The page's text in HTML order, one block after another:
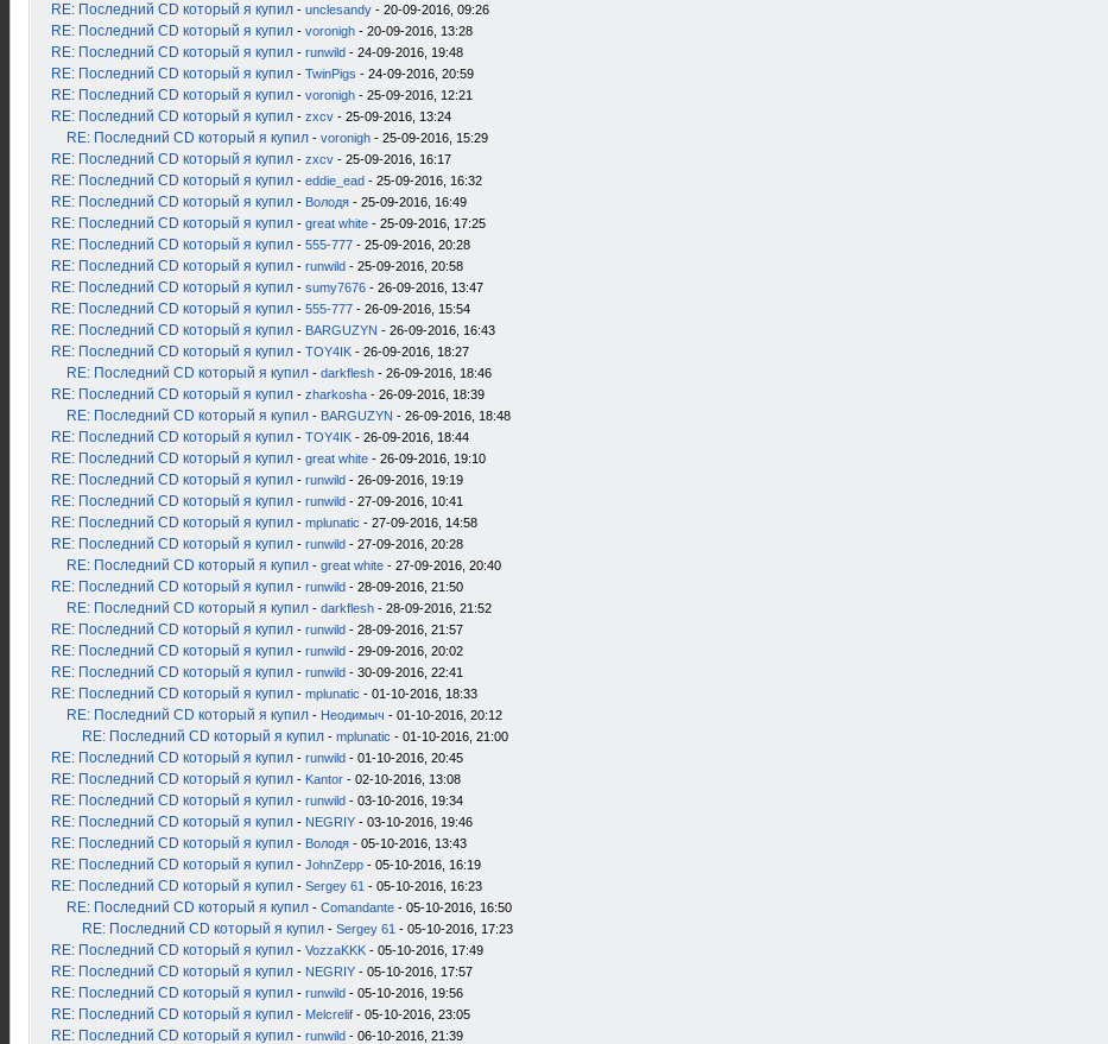
RE: Последний CD который я купил - unclesandy - 20-09-2016, 09:26
RE: Последний CD который я купил - voronigh - 20-09-2016, 13:28
RE: Последний CD который я купил - runwild - 24-09-2016, 19:48
RE: Последний CD который я купил - TwinPigs - 24-09-2016, 20:59
RE: Последний CD который я купил - voronigh - 25-09-2016, 12:21
RE: Последний CD который я купил - zxcv - 25-09-2016, 13:24
RE: Последний CD который я купил - voronigh - 25-09-2016, 15:29
RE: Последний CD который я купил - zxcv - 25-09-2016, 16:17
RE: Последний CD который я купил - eddie_ead - 25-09-2016, 16:32
RE: Последний CD который я купил - Володя - 25-09-2016, 16:49
RE: Последний CD который я купил - great white - 25-09-2016, 17:25
RE: Последний CD который я купил - 555-777 - 25-09-2016, 20:28
RE: Последний CD который я купил - runwild - 25-09-2016, 20:58
RE: Последний CD который я купил - sumy7676 - 26-09-2016, 13:47
RE: Последний CD который я купил - 555-777 - 26-09-2016, 15:54
RE: Последний CD который я купил - BARGUZYN - 26-09-2016, 16:43
RE: Последний CD который я купил - TOY4IK - 26-09-2016, 18:27
RE: Последний CD который я купил - darkflesh - 26-09-2016, 18:46
RE: Последний CD который я купил - zharkosha - 26-09-2016, 18:39
RE: Последний CD который я купил - BARGUZYN - 26-09-2016, 18:48
RE: Последний CD который я купил - TOY4IK - 26-09-2016, 18:44
RE: Последний CD который я купил - great white - 26-09-2016, 19:10
RE: Последний CD который я купил - runwild - 26-09-2016, 19:19
RE: Последний CD который я купил - runwild - 27-09-2016, 10:41
RE: Последний CD который я купил - mplunatic - 27-09-2016, 14:58
RE: Последний CD который я купил - runwild - 27-09-2016, 20:28
RE: Последний CD который я купил - great white - 27-09-2016, 20:40
RE: Последний CD который я купил - runwild - 28-09-2016, 21:50
RE: Последний CD который я купил - darkflesh - 28-09-2016, 21:52
RE: Последний CD который я купил - runwild - 28-09-2016, 21:57
RE: Последний CD который я купил - runwild - 29-09-2016, 20:02
RE: Последний CD который я купил - runwild - 30-09-2016, 22:41
RE: Последний CD который я купил - mplunatic - 01-10-2016, 18:33
RE: Последний CD который я купил - Неодимыч - 01-10-2016, 20:12
RE: Последний CD который я купил - mplunatic - 01-10-2016, 21:00
RE: Последний CD который я купил - runwild - 01-10-2016, 20:45
RE: Последний CD который я купил - Kantor - 02-10-2016, 13:08
RE: Последний CD который я купил - runwild - 03-10-2016, 19:34
RE: Последний CD который я купил - NEGRIY - 03-10-2016, 19:46
RE: Последний CD который я купил - Володя - 05-10-2016, 13:43
RE: Последний CD который я купил - JohnZepp - 05-10-2016, 16:19
RE: Последний CD который я купил - Sergey 61 - 05-10-2016, 16:23
RE: Последний CD который я купил - Comandante - 05-10-2016, 16:50
RE: Последний CD который я купил - Sergey 61 - 05-10-2016, 17:23
RE: Последний CD который я купил - VozzaKKK - 05-10-2016, 17:49
RE: Последний CD который я купил - NEGRIY - 05-10-2016, 17:57
RE: Последний CD который я купил - runwild - 05-10-2016, 19:56
RE: Последний CD который я купил - Melcrelif - 05-10-2016, 23:05
RE: Последний CD который я купил - runwild - 06-10-2016, 21:39